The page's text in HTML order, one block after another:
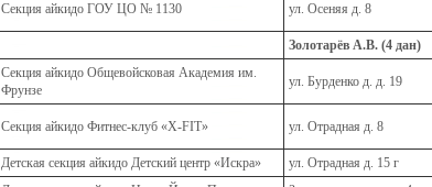
Секция айкидо ГОУ ЦО № 1130 ул. Осеняя д. 8
Золотарёв А.В. (4 дан)
Секция айкидо Общевойсковая Академия им.
Фрунзе
ул. Бурденко д. д. 19
Секция айкидо Фитнес-клуб «X-FIT» ул. Отрадная д. 8
Детская секция айкидо Детский центр «Искра»
ул. Отрадная д. 15 г